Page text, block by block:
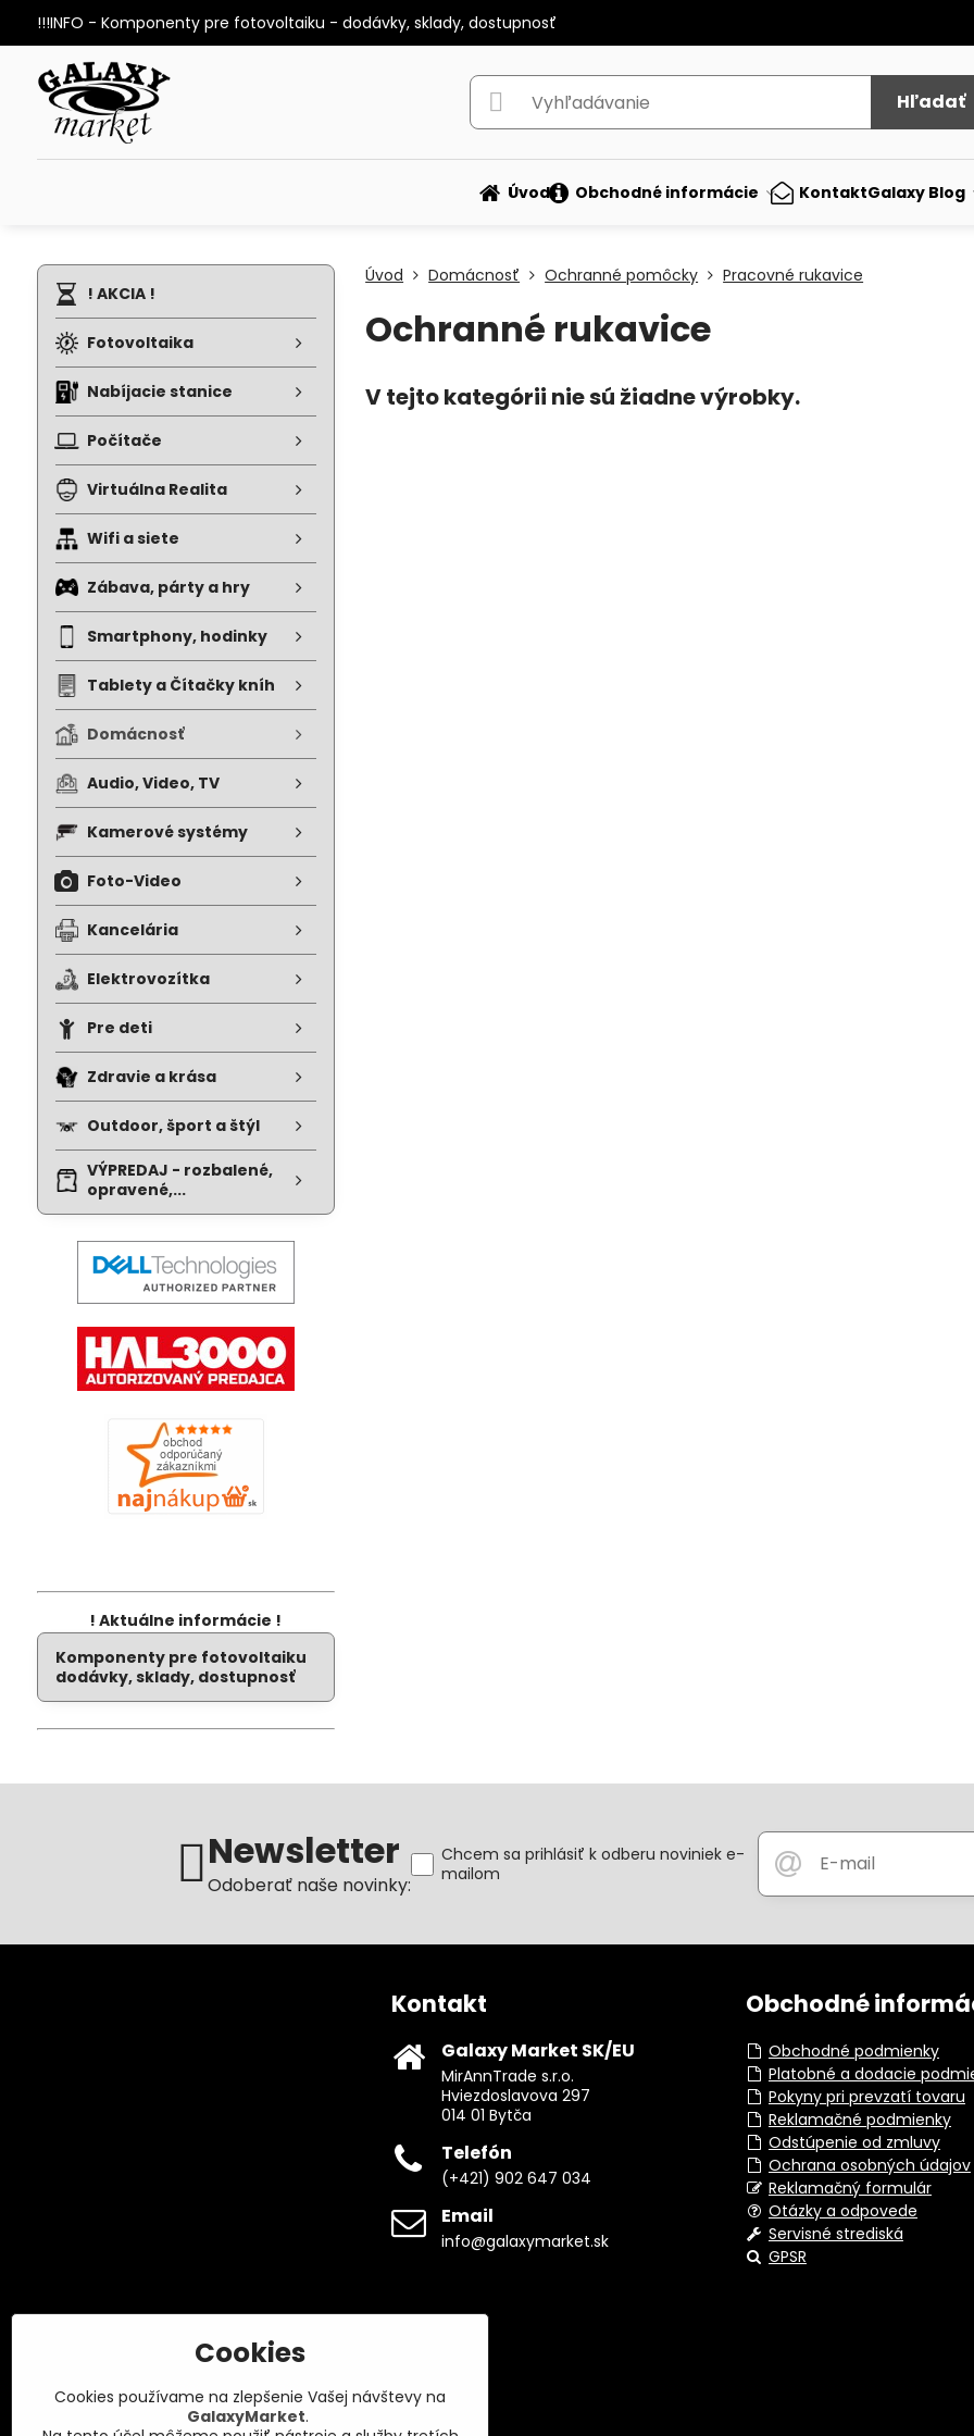
!!!INFO - Komponenty pre fotovoltaiku - dodávky, sklady, dostupnosť
Hľadať
Úvod Obchodné informácie KontaktGalaxy Blog
Úvod Domácnosť Ochranné pomôcky Pracovné rukavice
Ochranné rukavice
! AKCIA !
Fotovoltaika
Nabíjacie stanice
Počítače
Virtuálna Realita
Wifi a siete
Zábava, párty a hry
Smartphony, hodinky
Tablety a Čítačky kníh
Domácnosť
Audio, Video, TV
Kamerové systémy
Foto-Video
Kancelária
Elektrovozítka
Pre deti
Zdravie a krása
Outdoor, šport a štýl
VÝPREDAJ - rozbalené,
opravené,...
! Aktuálne informácie !
Komponenty pre fotovoltaiku
dodávky, sklady, dostupnosť
Newsletter
Odoberať naše novinky:
Chcem sa prihlásiť k odberu noviniek e-
mailom
Kontakt
Galaxy Market SK/EU
MirAnnTrade s.r.o.
Hviezdoslavova 297
014 01 Bytča
Telefón
(+421) 902 647 034
Email
info@galaxymarket.sk
Obchodné
Obchodné podmienky
Platobné a dodacie
Pokyny pri prevzatí tovaru
Reklamačné podmienky
Odstúpenie od zmluvy
Ochrana osobných údajov
Reklamačný formulár
Otázky a odpovede
Servisné strediská
GPSR
Cookies
Cookies používame na zlepšenie Vašej návštevy na
GalaxyMarket.